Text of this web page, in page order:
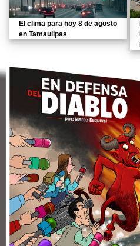
El clima para hoy 8 de agosto
en Tamaulipas